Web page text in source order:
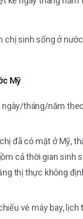
sinh sống ở
Mỹ
tháng/năm
đã có mặt ở Mỹ,
cả thời gian sinh
thị thực không
vé máy bay, lịch